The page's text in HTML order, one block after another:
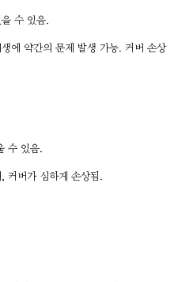
수 있음.
에 약간의 문제 발생 가능. 커버 손상
수 있음.
커버가 심하게 손상됨.